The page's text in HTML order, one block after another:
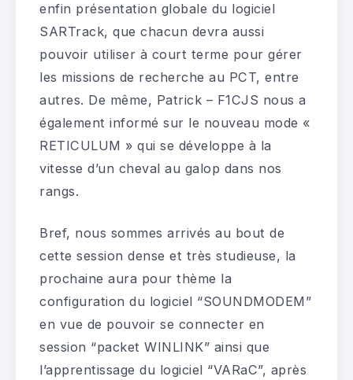
enfin présentation globale du logiciel
SARTrack, que chacun devra aussi
pouvoir utiliser à court terme pour gérer
les missions de recherche au PCT, entre
autres. De même, Patrick – F1CJS nous a
également informé sur le nouveau mode «
RETICULUM » qui se développe à la
vitesse d’un cheval au galop dans nos
rangs.
Bref, nous sommes arrivés au bout de
cette session dense et très studieuse, la
prochaine aura pour thème la
configuration du logiciel “SOUNDMODEM”
en vue de pouvoir se connecter en
session “packet WINLINK” ainsi que
l’apprentissage du logiciel “VARaC”, après